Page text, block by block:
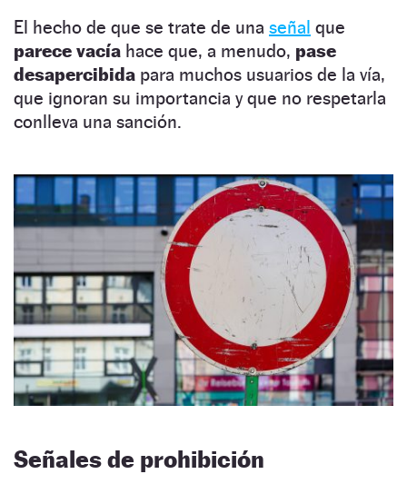
El hecho de que se trate de una señal que
parece vacía hace que, a menudo, pase
desapercibida para muchos usuarios de la vía,
que ignoran su importancia y que no respetarla
conlleva una sanción.
Señales de prohibición